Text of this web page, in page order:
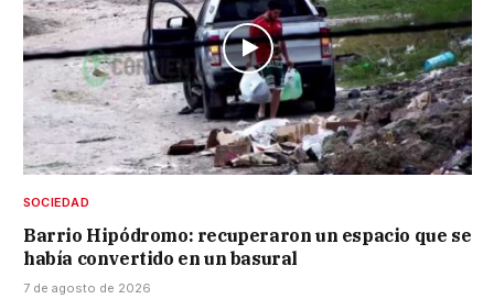
SOCIEDAD
Barrio Hipódromo: recuperaron un espacio que se
había convertido en un basural
7 de agosto de 2026